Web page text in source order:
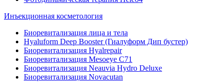
Инъекционная косметология
Биоревитализация лица и тела
Hyaluform Deep Booster (Гиалуформ Дип бустер)
Биоревитализация Hyalrepair
Биоревитализация Mesoeye C71
Биоревитализация Neauvia Hydro Deluxe
Биоревитализация Novacutan